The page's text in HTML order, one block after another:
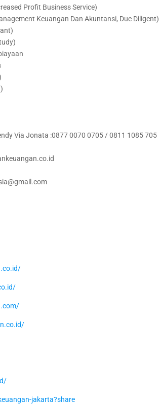
Profit Business Service)
Keuangan Dan Akuntansi, Due Diligent)
Via Jonata :0877 0070 0705 / 0811 1085 705
jakarta?share